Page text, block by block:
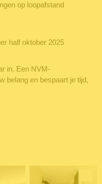
op loopafstand
half oktober 2025
in. Een NVM-
belang en bespaart je tijd,